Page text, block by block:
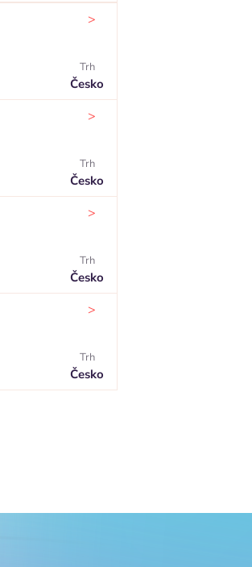
>
Trh
Česko
>
Trh
Česko
>
Trh
Česko
>
Trh
Česko